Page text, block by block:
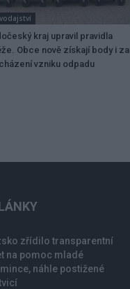
kraj upravil pravidla
Obce nově získají body i za
vzniku odpadu
zřídilo transparentní
na pomoc mladé
náhle postižené